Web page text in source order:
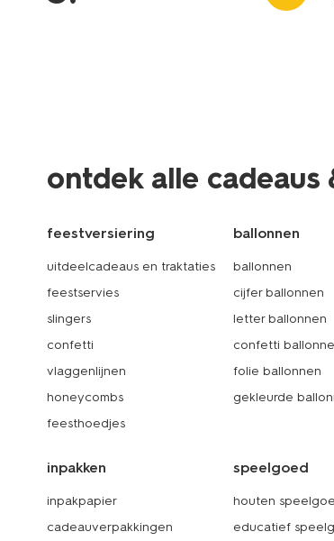
ontdek alle cadeaus
feestversiering
uitdeelcadeaus en traktaties
feestservies
slingers
confetti
vlaggenlijnen
honeycombs
feesthoedjes
ballonnen
ballonnen
cijfer ballonnen
letter ballonnen
confetti
folie ballonnen
gekleurde
inpakken
inpakpapier
cadeauverpakkingen
speelgoed
houten
educatief